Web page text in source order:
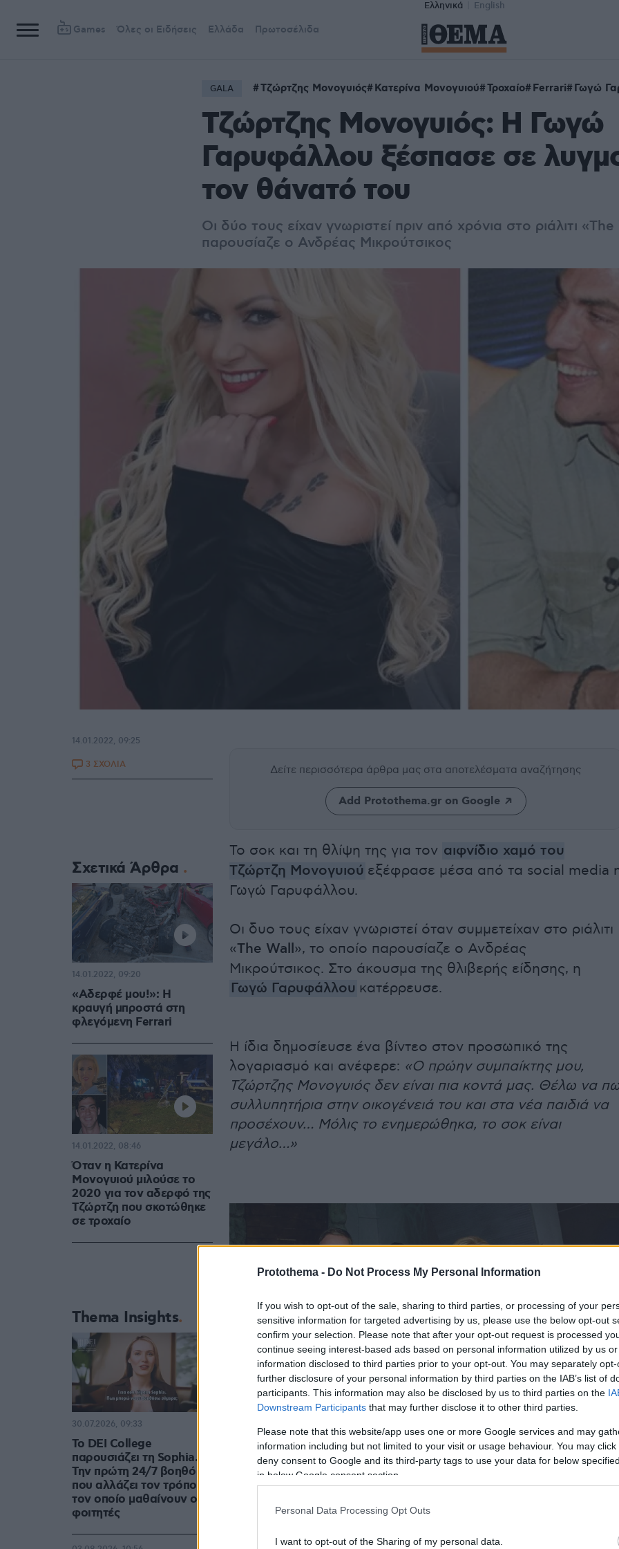
Protothema - Do Not Process My Personal Information
If you wish to opt-out of the sale, sharing to third parties, or processing of your
sensitive information for targeted advertising by us, please use the below opt-out
confirm your selection. Please note that after your opt-out request is processed
continue seeing interest-based ads based on personal information utilized by us
information disclosed to third parties prior to your opt-out. You may separately
further disclosure of your personal information by third parties on the IAB’s list of
participants. This information may also be disclosed by us to third parties on the
Downstream Participants that may further disclose it to other third parties.
Please note that this website/app uses one or more Google services and may
information including but not limited to your visit or usage behaviour. You may
deny consent to Google and its third-party tags to use your data for below
in below Google consent section.
Personal Data Processing Opt Outs
I want to opt-out of the Sharing of my personal data.
Ελληνικά English
Games Όλες οι Ειδήσεις Ελλάδα Πρωτοσέλιδα
GALA Τζώρτζης Μονογυιός Κατερίνα Μονογυιού Τροχαίο Ferrari Γωγώ
Τζώρτζης Μονογυιός: H Γωγώ
Γαρυφάλλου ξέσπασε σε
τον θάνατό του
Οι δύο τους είχαν γνωριστεί πριν από χρόνια στο ριάλιτι
παρουσίαζε ο Ανδρέας Μικρούτσικος
Δείτε περισσότερα άρθρα μας στα αποτελέσματα αναζήτησης
Add Protothema.gr on Google
Το σοκ και τη θλίψη της για τον αιφνίδιο χαμό του
Τζώρτζη Μονογυιού εξέφρασε μέσα από τα social media
Γωγώ Γαρυφάλλου.
Οι δυο τους είχαν γνωριστεί όταν συμμετείχαν στο ριάλιτι
«The Wall», το οποίο παρουσίαζε ο Ανδρέας
Μικρούτσικος. Στο άκουσμα της θλιβερής είδησης, η
Γωγώ Γαρυφάλλου κατέρρευσε.
Η ίδια δημοσίευσε ένα βίντεο στον προσωπικό της
λογαριασμό και ανέφερε: «Ο πρώην συμπαίκτης μου,
Τζώρτζης Μονογυιός δεν είναι πια κοντά μας. Θέλω να
συλλυπητήρια στην οικογένειά του και στα νέα παιδιά να
προσέχουν… Μόλις το ενημερώθηκα, το σοκ είναι
μεγάλο…»
14.01.2022, 09:25
3 ΣΧΟΛΙΑ
Σχετικά Άρθρα
«Αδερφέ μου!»: Η
κραυγή μπροστά στη
φλεγόμενη Ferrari
14.01.2022, 09:20
Όταν η Κατερίνα
Μονογυιού μιλούσε το
2020 για τον αδερφό της
Τζώρτζη που σκοτώθηκε
σε τροχαίο
14.01.2022, 08:46
Thema Insights
Το DEI College
παρουσιάζει τη Sophia.
Την πρώτη 24/7 βοηθό AI
που αλλάζει τον τρόπο με
τον οποίο μαθαίνουν οι
φοιτητές
30.07.2026, 09:33